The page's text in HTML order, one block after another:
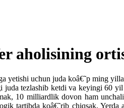
aholisining
yetishi uchun juda koâ€˜p ming
juda tezlashib ketdi va keyingi 60
10 milliardlik dovon ham
tartibda koâ€˜rib chiqsak,